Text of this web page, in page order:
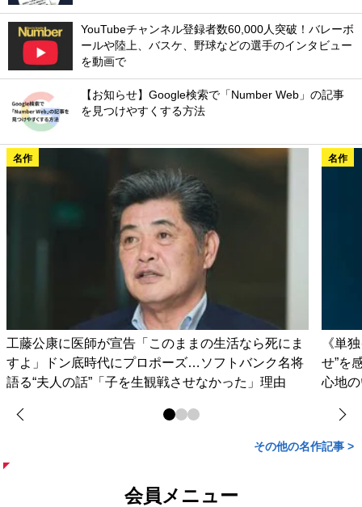
YouTubeチャンネル登録者数60,000人突破！バレーボ
ールや陸上、バスケ、野球などの選手のインタビュー
を動画で
【お知らせ】Google検索で「Number Web」の記事
を見つけやすくする方法
名作
工藤公康に医師が宣告「このままの生活なら死にま
すよ」ドン底時代にプロポーズ…ソフトバンク名将
語る“夫人の話”「子を生観戦させなかった」理由
名作
《単
せ”を
心地
その他の名作記事 >
会員メニュー